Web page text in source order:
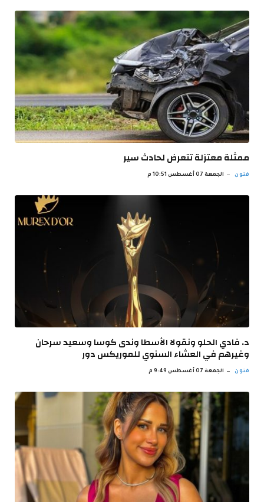
ممثلة معتزلة تتعرض لحادث سير
فنون الجمعة 07 أغسطس 10:51 م
د. فادي الحلو ونقولا الأسطا وندى كوسا وسعيد سرحان
وغيرهم في العشاء السنوي للموريكس دور
فنون الجمعة 07 أغسطس 9:49 م